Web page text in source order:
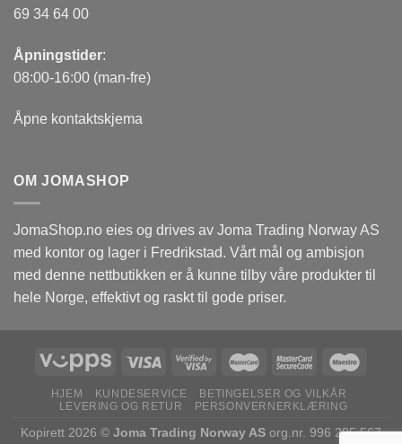
69 34 64 00
Åpningstider:
08:00-16:00 (man-fre)
Åpne kontaktskjema
OM JOMASHOP
JomaShop.no eies og drives av Joma Trading Norway AS
med kontor og lager i Fredrikstad. Vårt mål og ambisjon
med denne nettbutikken er å kunne tilby våre produkter til
hele Norge, effektivt og raskt til gode priser.
HJEM KUNDESERVICE
BETINGELSER OG VILKÅR
LEVERING OG RETUR
PERSONVERNERKLÆRING
Kopirett 2026 © Joma Trading Norway AS org.nr. 996 295 567